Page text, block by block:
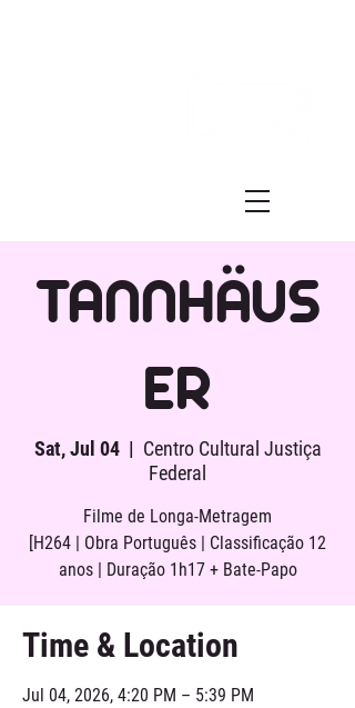
TANNHÄUS
ER
Sat, Jul 04
  |
Centro Cultural Justiça
Federal
Filme de Longa-Metragem
[H264 | Obra Português | Classificação 12
anos | Duração 1h17 + Bate-Papo
Time & Location
Jul 04, 2026, 4:20 PM – 5:39 PM